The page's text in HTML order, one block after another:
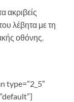
ακριβείς
λέβητα με τη
οθόνης.
type=”2_5″